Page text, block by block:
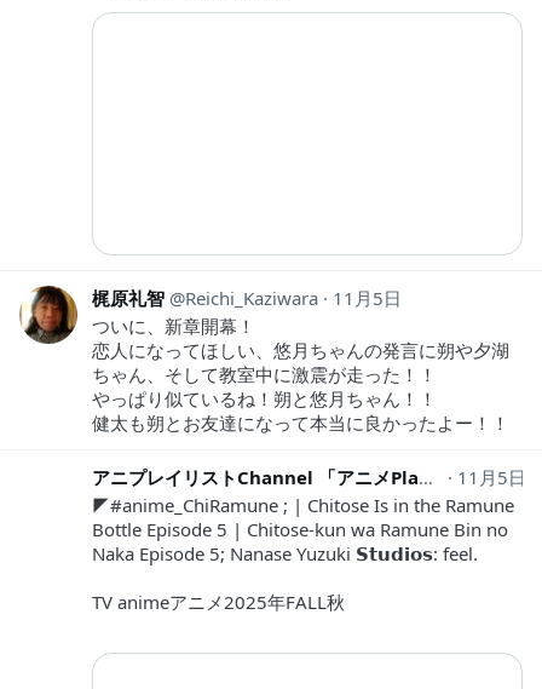
梶原礼智 Reichi_Kaziwara
11月5日
ついに、新章開幕！
恋人になってほしい、悠月ちゃんの発言に朔や夕湖
ちゃん、そして教室中に激震が走った！！
やっぱり似ているね！朔と悠月ちゃん！！
健太も朔とお友達になって本当に良かったよー！！
アニプレイリストChannel 「アニメPlaylist・HDイラスト」
11月5日
◤#anime_ChiRamune ; | Chitose Is in the Ramune
Bottle Episode 5 | Chitose-kun wa Ramune Bin no
Naka Episode 5; Nanase Yuzuki 𝗦𝘁𝘂𝗱𝗶𝗼𝘀: feel.
TV animeアニメ2025年FALL秋